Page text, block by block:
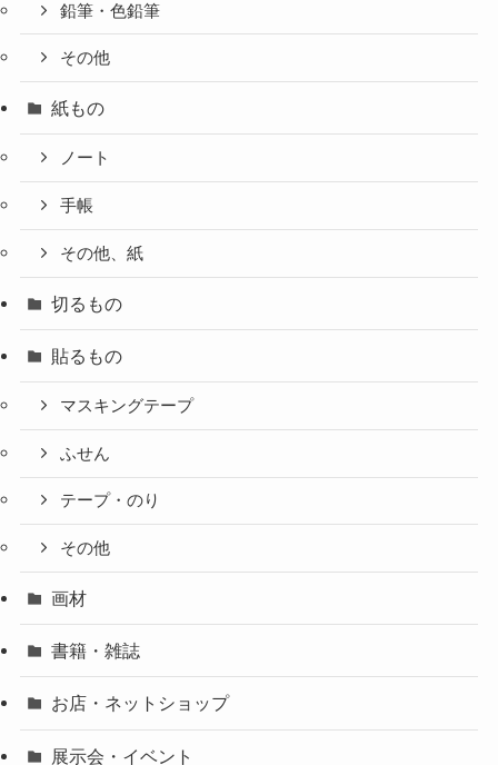
鉛筆・色鉛筆
その他
紙もの
ノート
手帳
その他、紙
切るもの
貼るもの
マスキングテープ
ふせん
テープ・のり
その他
画材
書籍・雑誌
お店・ネットショップ
展示会・イベント